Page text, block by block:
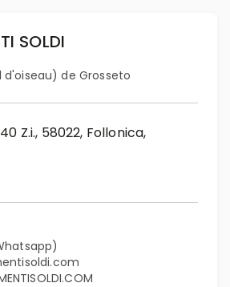
SOLDI
de Grosseto
Z.i., 58022, Follonica,